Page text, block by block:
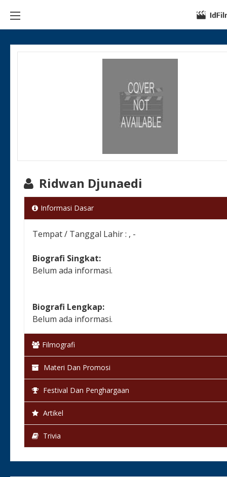
Ridwan Djunaedi
Informasi Dasar
Tempat / Tanggal Lahir : , -
Biografi Singkat:
Belum ada informasi.
Biografi Lengkap:
Belum ada informasi.
Filmografi
Materi Dan Promosi
Festival Dan Penghargaan
Artikel
Trivia